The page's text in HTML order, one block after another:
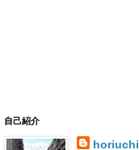
自己紹介
horiuchi